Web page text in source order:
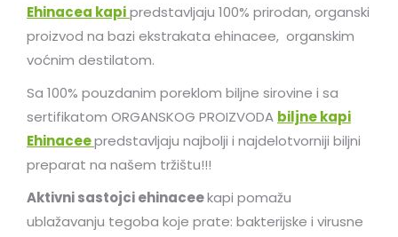
Ehinacea kapipredstavljaju 100% prirodan, organski
proizvod na bazi ekstrakata ehinacee, organskim
voćnim destilatom.
Sa 100% pouzdanim poreklom biljne sirovine i sa
sertifikatom ORGANSKOG PROIZVODA biljne kapi
Ehinaceepredstavljaju najbolji i najdelotvorniji biljni
preparat na našem tržištu!!!
Aktivni sastojci ehinaceekapi pomažu
ublažavanju tegoba koje prate: bakterijske i virusne